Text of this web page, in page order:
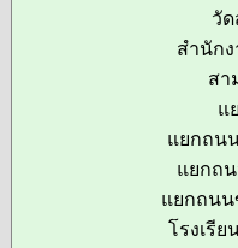
วั
สำนัก
สา
แ
แยกถน
แยกถ
แยกถนน
โรงเรี